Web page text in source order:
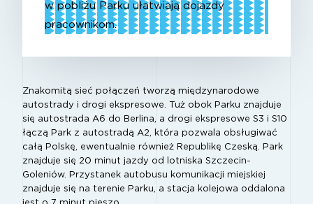
w pobliżu Parku ułatwiają dojazdy
pracownikom.
Znakomitą sieć połączeń tworzą międzynarodowe
autostrady i drogi ekspresowe. Tuż obok Parku znajduje
się autostrada A6 do Berlina, a drogi ekspresowe S3 i S10
łączą Park z autostradą A2, która pozwala obsługiwać
całą Polskę, ewentualnie również Republikę Czeską. Park
znajduje się 20 minut jazdy od lotniska Szczecin-
Goleniów. Przystanek autobusu komunikacji miejskiej
znajduje się na terenie Parku, a stacja kolejowa oddalona